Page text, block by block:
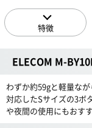
特徴
ELECOM M-
わずか約59gと軽量な
対応したSサイズの3ボ
や夜間の使用にもおす